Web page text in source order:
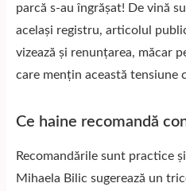
parcă s-au îngrășat! De vină
același registru, articolul
vizează și renunțarea, măcar
care mențin această tensiune
Ce haine recomandă
Recomandările sunt practice
Mihaela Bilic sugerează un